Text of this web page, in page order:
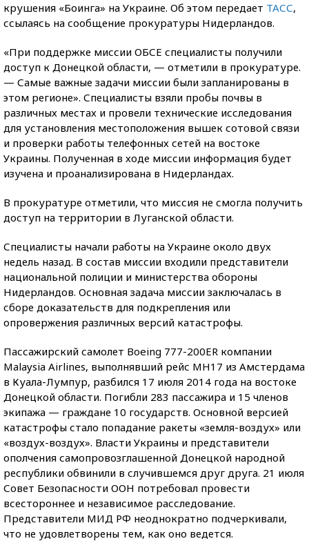
крушения «Боинга» на Украине. Об этом передает ТАСС,
ссылаясь на сообщение прокуратуры Нидерландов.
«При поддержке миссии ОБСЕ специалисты получили
доступ к Донецкой области, — отметили в прокуратуре.
— Самые важные задачи миссии были запланированы в
этом регионе». Специалисты взяли пробы почвы в
различных местах и провели технические исследования
для установления местоположения вышек сотовой связи
и проверки работы телефонных сетей на востоке
Украины. Полученная в ходе миссии информация будет
изучена и проанализирована в Нидерландах.
В прокуратуре отметили, что миссия не смогла получить
доступ на территории в Луганской области.
Специалисты начали работы на Украине около двух
недель назад. В состав миссии входили представители
национальной полиции и министерства обороны
Нидерландов. Основная задача миссии заключалась в
сборе доказательств для подкрепления или
опровержения различных версий катастрофы.
Пассажирский самолет Boeing 777-200ER компании
Malaysia Airlines, выполнявший рейс MH17 из Амстердама
в Куала-Лумпур, разбился 17 июля 2014 года на востоке
Донецкой области. Погибли 283 пассажира и 15 членов
экипажа — граждане 10 государств. Основной версией
катастрофы стало попадание ракеты «земля-воздух» или
«воздух-воздух». Власти Украины и представители
ополчения самопровозглашенной Донецкой народной
республики обвинили в случившемся друг друга. 21 июля
Совет Безопасности ООН потребовал провести
всестороннее и независимое расследование.
Представители МИД РФ неоднократно подчеркивали,
что не удовлетворены тем, как оно ведется.